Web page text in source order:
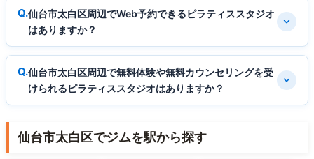
仙台市太白区周辺でWeb予約できるピラティススタジオ
はありますか？
仙台市太白区周辺で無料体験や無料カウンセリングを受
けられるピラティススタジオはありますか？
仙台市太白区でジムを駅から探す